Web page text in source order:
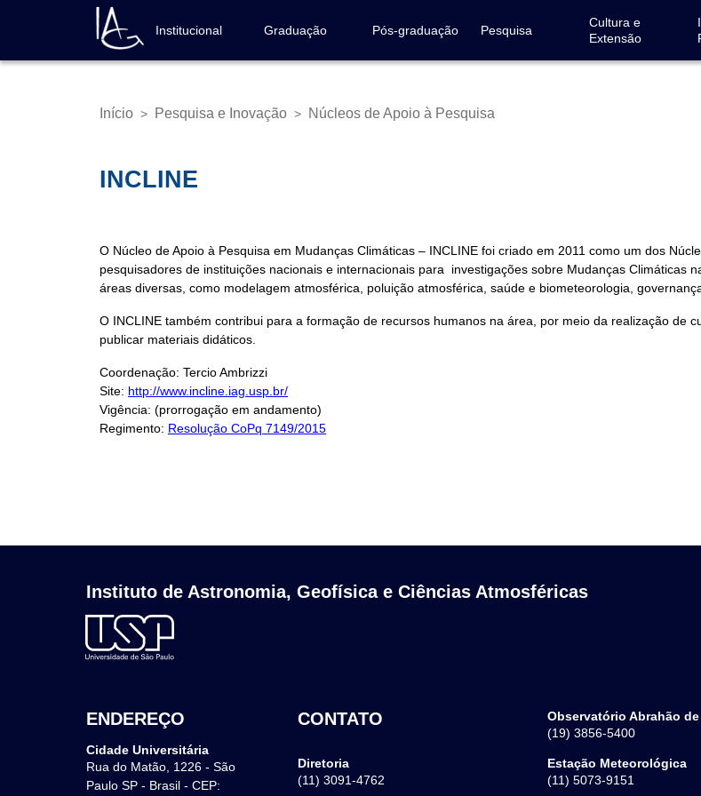
conteúdo
Navegação
principal
Institucional Graduação Pós-graduação Pesquisa
Cultura e
Extensão
Trilha
Início > Pesquisa e Inovação > Núcleos de Apoio à Pesquisa
INCLINE
O Núcleo de Apoio à Pesquisa em Mudanças Climáticas – INCLINE foi criado em 2011 como um dos
pesquisadores de instituições nacionais e internacionais para investigações sobre Mudanças Climáticas
áreas diversas, como modelagem atmosférica, poluição atmosférica, saúde e biometeorologia,
O INCLINE também contribui para a formação de recursos humanos na área, por meio da realização de
publicar materiais didáticos.
Coordenação: Tercio Ambrizzi
Site: http://www.incline.iag.usp.br/
Vigência: (prorrogação em andamento)
Regimento: Resolução CoPq 7149/2015
Instituto de Astronomia, Geofísica e Ciências Atmosféricas
ENDEREÇO
Cidade Universitária
Rua do Matão, 1226 - São
Paulo SP - Brasil - CEP:
CONTATO
Diretoria
(11) 3091-4762
Observatório Abrahão
(19) 3856-5400
Estação Meteorológica
(11) 5073-9151